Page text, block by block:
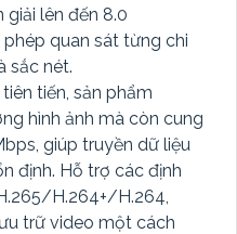
lên đến 8.0
quan sát từng chi
sắc nét.
tiến, sản phẩm
hình ảnh mà còn cung
giúp truyền dữ liệu
định. Hỗ trợ các định
H.264+/H.264,
trữ video một cách